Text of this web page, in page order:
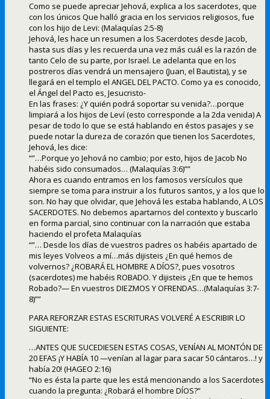
Como se puede apreciar Jehová, explica a los sacerdotes, que
con los únicos Que halló gracia en los servicios religiosos, fue
con los hijo de Levi: (Malaquías 2:5-8)
Jehová, les hace un resumen a los Sacerdotes desde Jacob,
hasta sus días y les recuerda una vez más cuál es la razón de
tanto Celo de su parte, por Israel. Le adelanta que en los
postreros días vendrá un mensajero (Juan, el Bautista), y se
llegará en el templo el ANGEL DEL PACTO. Como ya es conocido,
el Ángel del Pacto es, Jesucristo-
En las frases: ¿Y quién podrá soportar su venida?…porque
limpiará a los hijos de Leví (esto corresponde a la 2da venida) A
pesar de todo lo que se está hablando en éstos pasajes y se
puede notar la dureza de corazón que tienen los Sacerdotes,
Jehová, les dice:
“”…Porque yo Jehová no cambio; por esto, hijos de Jacob No
habéis sido consumados… (Malaquías 3:6)””
Ahora es cuando entramos en los famosos versículos que
siempre se toma para instruir a los futuros santos, y a los que lo
son. No hay que olvidar, que Jehová les estaba hablando, A LOS
SACERDOTES. No debemos apartarnos del contexto y buscarlo
en forma parcial, sino continuar con la narración que estaba
haciendo el profeta Malaquías
“”… Desde los días de vuestros padres os habéis apartado de
mis leyes Volveos a mí…más dijisteis ¿En qué hemos de
volvernos? ¿ROBARÁ EL HOMBRE A DÍOS?, pues vosotros
(sacerdotes) me habéis ROBADO. Y dijisteis ¿En que te hemos
Robado?— En vuestros DIEZMOS Y OFRENDAS…(Malaquías 3:7-
8)””
PARA REFORZAR ESTAS ESCRITURAS VOLVERÉ A ESCRIBIR LO
SIGUIENTE:
…ANTES QUE SUCEDIESEN ESTAS COSAS, VENÍAN AL MONTÓN DE
20 EFAS ¡Y HABÍA 10 —venían al lagar para sacar 50 cántaros…! y
había 20! (HAGEO 2:16)
“No es ésta la parte que les está mencionando a los Sacerdotes
cuando la pregunta: ¿Robará el hombre DÍOS?”